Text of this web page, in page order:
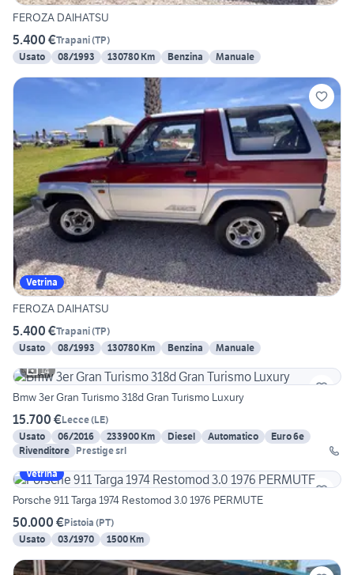
FEROZA DAIHATSU
5.400 €Trapani(TP)
Usato
08/1993 130780 Km Benzina Manuale
Vetrina
FEROZA DAIHATSU
5.400 €Trapani(TP)
Usato
08/1993 130780 Km Benzina
Manuale
14
Bmw 3er Gran Turismo 318d Gran Turismo Luxury
15.700 €Lecce(LE)
Usato
06/2016 233900 Km Diesel Automatico
Euro 6e
Rivenditore Prestige srl
Vetrina
Porsche 911 Targa 1974 Restomod 3.0 1976 PERMUTE
50.000 €Pistoia (PT)
Usato
03/1970 1500 Km